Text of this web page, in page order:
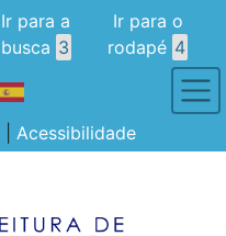
Ir para a
busca 3
Ir para o
rodapé 4
Acessibilidade